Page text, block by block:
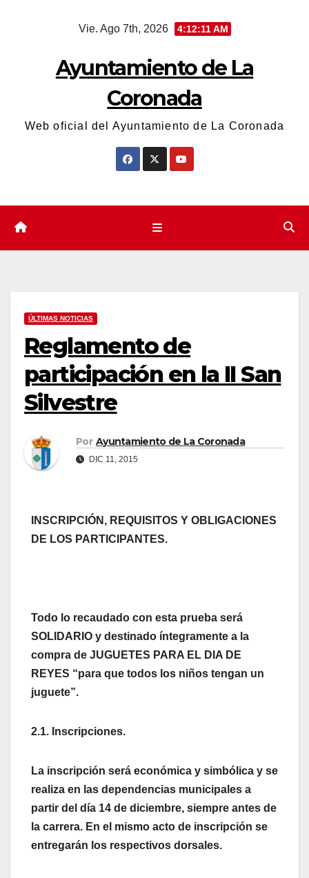
Vie. Ago 7th, 2026 4:12:12 AM
Ayuntamiento de La
Coronada
Web oficial del Ayuntamiento de La Coronada
ÚLTIMAS NOTICIAS
Reglamento de
participación en la II San
Silvestre
Por Ayuntamiento de La Coronada
DIC 11, 2015
INSCRIPCIÓN, REQUISITOS Y OBLIGACIONES
DE LOS PARTICIPANTES.
Todo lo recaudado con esta prueba será
SOLIDARIO y destinado íntegramente a la
compra de JUGUETES PARA EL DIA DE
REYES “para que todos los niños tengan un
juguete”.
2.1. Inscripciones.
La inscripción será económica y simbólica y se
realiza en las dependencias municipales a
partir del día 14 de diciembre, siempre antes de
la carrera. En el mismo acto de inscripción se
entregarán los respectivos dorsales.